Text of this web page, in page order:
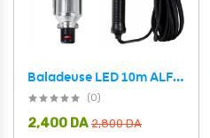
Baladeuse LED 10m ALFA – مصباح محمول كابل بطول 10 أمتار
(0)
2,800DA
2,400 DA